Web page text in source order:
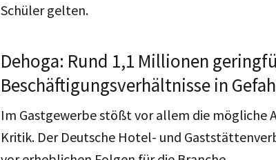
Schüler gelten.
Dehoga: Rund 1,1 Millionen
Beschäftigungsverhältnisse in
Im Gastgewerbe stößt vor allem die mögliche
Kritik. Der Deutsche Hotel- und